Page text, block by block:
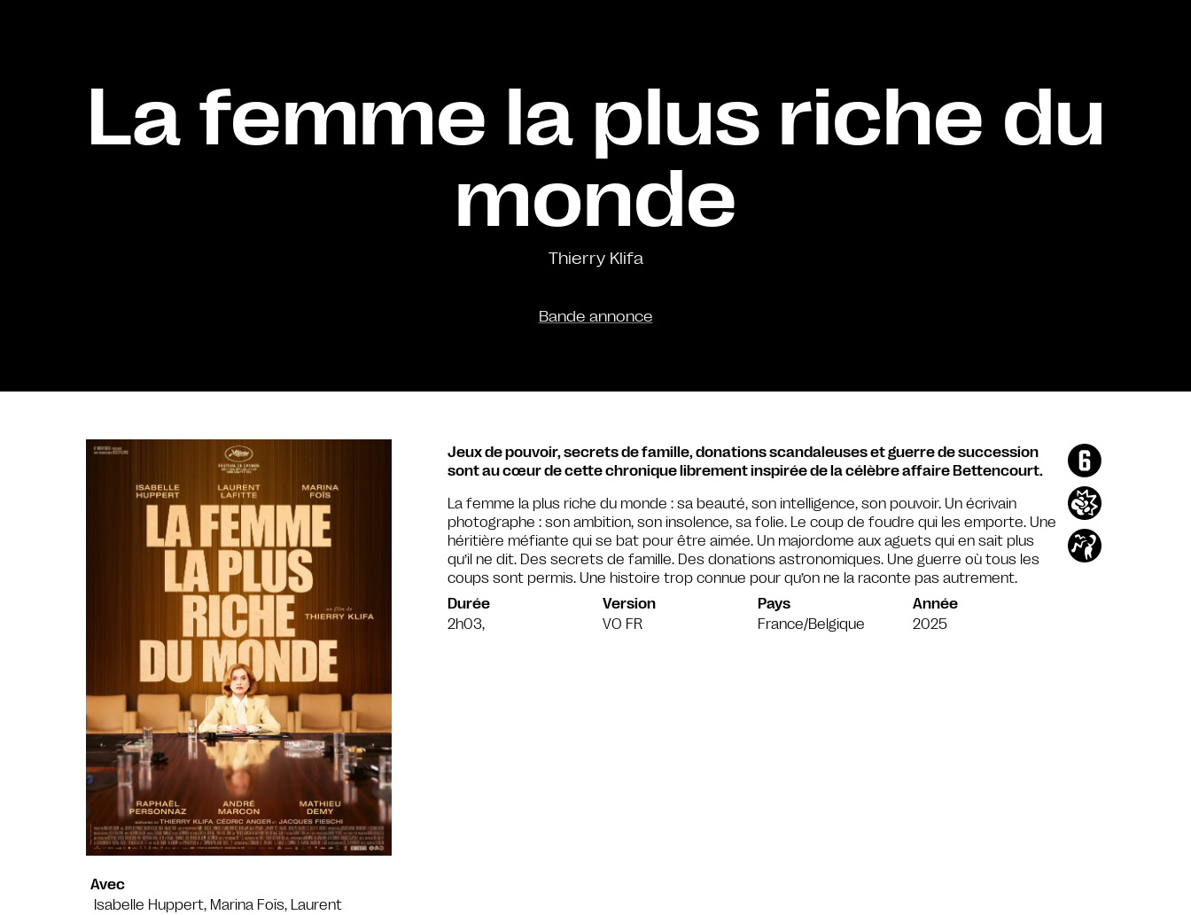
La femme la plus riche du
monde
Thierry Klifa
Bande annonce
Avec
Isabelle Huppert, Marina Foïs, Laurent
Jeux de pouvoir, secrets de famille, donations scandaleuses et guerre de succession
sont au cœur de cette chronique librement inspirée de la célèbre affaire Bettencourt.
La femme la plus riche du monde : sa beauté, son intelligence, son pouvoir. Un écrivain
photographe : son ambition, son insolence, sa folie. Le coup de foudre qui les emporte. Une
héritière méfiante qui se bat pour être aimée. Un majordome aux aguets qui en sait plus
qu’il ne dit. Des secrets de famille. Des donations astronomiques. Une guerre où tous les
coups sont permis. Une histoire trop connue pour qu’on ne la raconte pas autrement.
Durée
2h03,
Version
VO FR
Pays
France/Belgique
Année
2025